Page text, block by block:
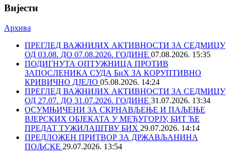
Вијести
Архива
ПРЕГЛЕД ВАЖНИЈИХ АКТИВНОСТИ ЗА СЕДМИЦУ
ОД 03.08. ДО 07.08.2026. ГОДИНЕ 07.08.2026. 15:35
ПОДИГНУТА ОПТУЖНИЦА ПРОТИВ
ЗАПОСЛЕНИКА СУДА БиХ ЗА КОРУПТИВНО
КРИВИЧНО ДЈЕЛО 05.08.2026. 14:24
ПРЕГЛЕД ВАЖНИЈИХ АКТИВНОСТИ ЗА СЕДМИЦУ
ОД 27.07. ДО 31.07.2026. ГОДИНЕ 31.07.2026. 13:34
ОСУМЊИЧЕНИ ЗА СКРНАВЉЕЊЕ И ПАЉЕЊЕ
ВЈЕРСКИХ ОБЈЕКАТА У МЕЂУГОРЈУ, БИТ ЋЕ
ПРЕДАТ ТУЖИЛАШТВУ БИХ 29.07.2026. 14:14
ПРЕДЛОЖЕН ПРИТВОР ЗА ДРЖАВЉАНИНА
ПОЉСКЕ 29.07.2026. 13:54